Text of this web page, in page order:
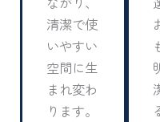
清潔で使
いやすい
空間に生
まれ変わ
ります。